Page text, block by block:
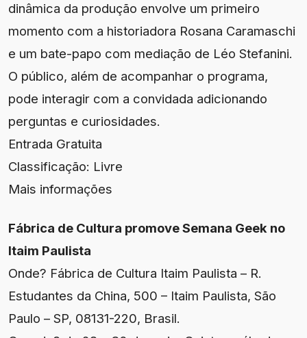
dinâmica da produção envolve um primeiro
momento com a historiadora Rosana Caramaschi
e um bate-papo com mediação de Léo Stefanini.
O público, além de acompanhar o programa,
pode interagir com a convidada adicionando
perguntas e curiosidades.
Entrada Gratuita
Classificação: Livre
Mais informações
Fábrica de Cultura promove Semana Geek no
Itaim Paulista
Onde? Fábrica de Cultura Itaim Paulista – R.
Estudantes da China, 500 – Itaim Paulista, São
Paulo – SP, 08131-220, Brasil.